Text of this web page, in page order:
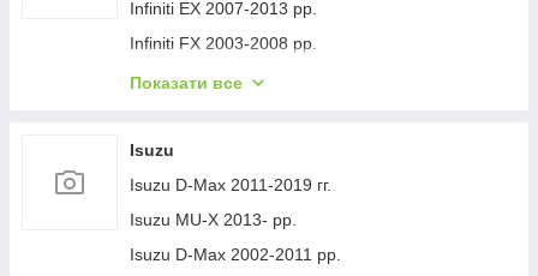
Jeep Cherokee XJ 1984-2001 гг.
Infiniti EX 2007-2013 рр.
Infiniti FX 2003-2008 рр.
Infiniti FX 2008-2012 рр.
Infiniti Q30 2015-2024 гг.
Infiniti Q50/Q60 2013-2024 рр.
Infiniti QX50 2013-2017 рр.
Infiniti QX56 2010-2013 рр.
Показати все
Isuzu
Isuzu D-Max 2011-2019 гг.
Isuzu MU-X 2013- рр.
Isuzu D-Max 2002-2011 рр.